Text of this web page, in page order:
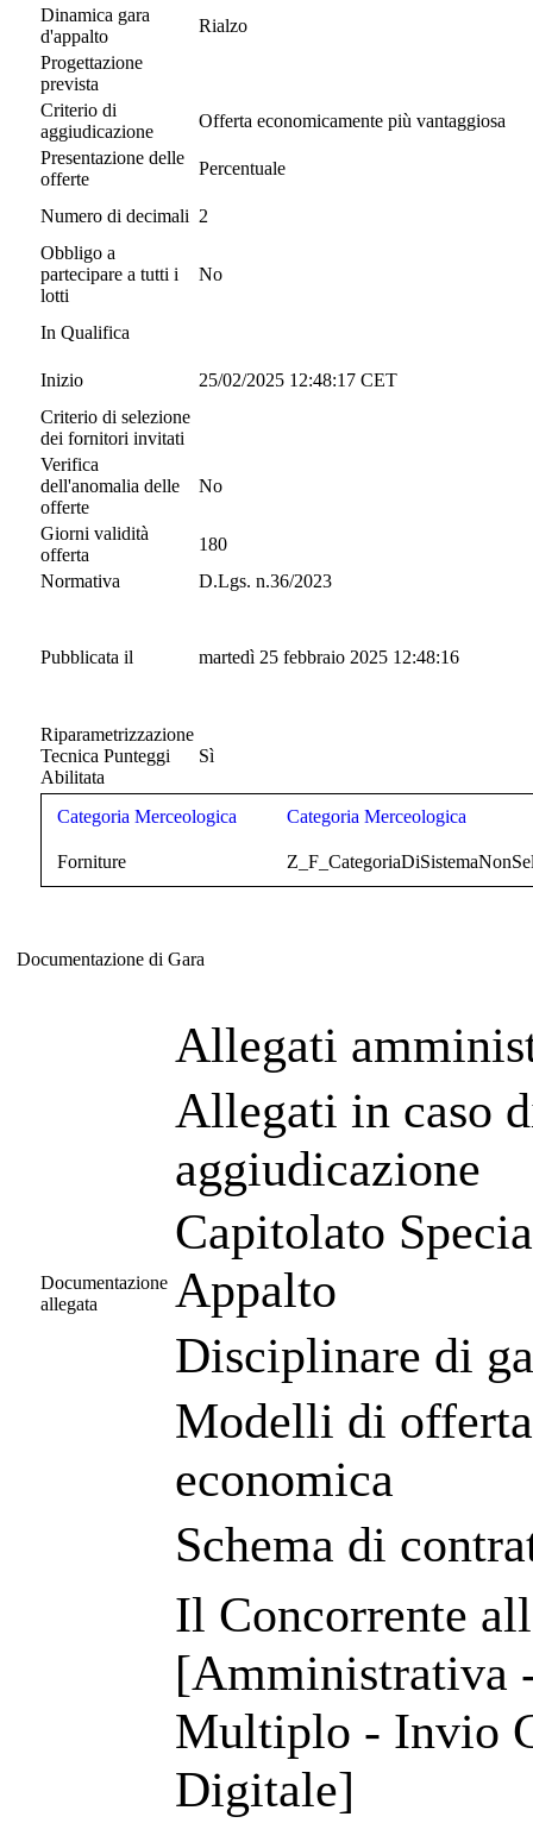
Dinamica gara
d'appalto
Rialzo
Progettazione
prevista
Criterio di
aggiudicazione
Offerta economicamente più vantaggiosa
Presentazione delle
offerte
Percentuale
Numero di decimali 2
Obbligo a
partecipare a tutti i
lotti
No
In Qualifica
Inizio
25/02/2025 12:48:17 CET
Criterio di selezione
dei fornitori invitati
Verifica
dell'anomalia delle
offerte
No
Giorni validità
offerta
180
Normativa
D.Lgs. n.36/2023
Pubblicata il martedì 25 febbraio 2025 12:48:16
Riparametrizzazione
Tecnica Punteggi
Abilitata
Sì
Categoria Merceologica Categoria Merceologica
Forniture
Documentazione di Gara
Documentazione
allegata
Allegati
Allegati in caso
aggiudicazione
Capitolato
Appalto
Disciplinare di
Modelli di offerta
economica
Schema di
Il Concorrente
[Amministrativa
Multiplo - Invio
Digitale]